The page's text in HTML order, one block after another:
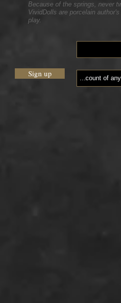
Because of the springs, never
VividDolls are porcelain
play.
Sign up